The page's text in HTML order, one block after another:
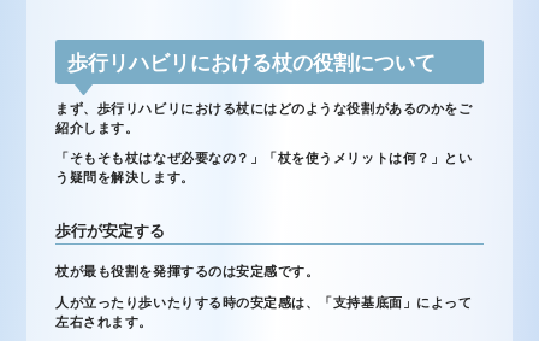
歩行リハビリにおける杖の役割について
まず、歩行リハビリにおける杖にはどのような役割があるのかをご
紹介します。
「そもそも杖はなぜ必要なの？」「杖を使うメリットは何？」とい
う疑問を解決します。
歩行が安定する
杖が最も役割を発揮するのは安定感です。
人が立ったり歩いたりする時の安定感は、「支持基底面」によって
左右されます。